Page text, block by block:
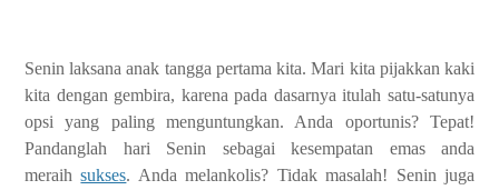
Senin laksana anak tangga pertama kita. Mari kita pijakkan kaki
kita dengan gembira, karena pada dasarnya itulah satu-satunya
opsi yang paling menguntungkan. Anda oportunis? Tepat!
Pandanglah hari Senin sebagai kesempatan emas anda
meraihsukses. Anda melankolis? Tidak masalah! Senin juga